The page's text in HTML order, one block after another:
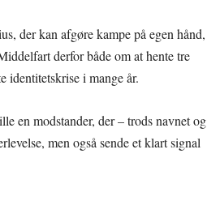
der kan afgøre kampe på egen hånd,
derfor både om at hente tre
identitetskrise i mange år.
en modstander, der – trods navnet og
men også sende et klart signal